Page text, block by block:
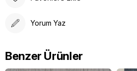
Yorum Yaz
Benzer Ürünler